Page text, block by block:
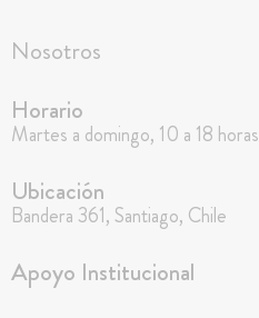
Nosotros
Horario
Martes a domingo, 10 a 18 horas
Ubicación
Bandera 361, Santiago, Chile
Apoyo Institucional